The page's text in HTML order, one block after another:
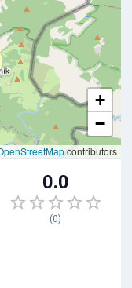
+
−
contributors
0.0
(0)